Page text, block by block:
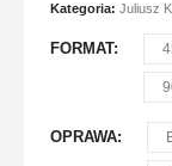
Kategoria: Juliusz
FORMAT
OPRAWA